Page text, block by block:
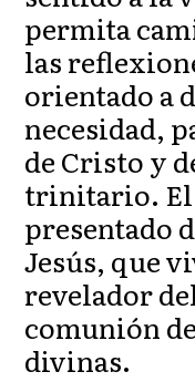
permita
las
orientado a
necesidad,
de Cristo y
trinitario. El
presentado
Jesús, que
revelador
comunión
divinas.